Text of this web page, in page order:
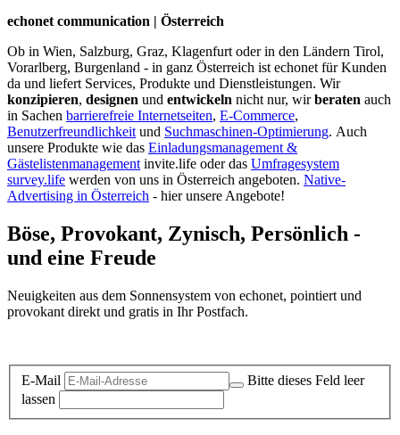
echonet communication | Österreich
Ob in Wien, Salzburg, Graz, Klagenfurt oder in den Ländern Tirol,
Vorarlberg, Burgenland - in ganz Österreich ist echonet für Kunden
da und liefert Services, Produkte und Dienstleistungen. Wir
konzipieren, designen und entwickeln nicht nur, wirberaten auch
in Sachen barrierefreie Internetseiten, E-Commerce,
Benutzerfreundlichkeit und Suchmaschinen-Optimierung. Auch
unsere Produkte wie das Einladungsmanagement &
Gästelistenmanagement invite.life oder das Umfragesystem
survey.life werden von uns in Österreich angeboten. Native-
Advertising in Österreich - hier unsere Angebote!
Böse, Provokant, Zynisch, Persönlich -
und eine Freude
Neuigkeiten aus dem Sonnensystem von echonet, pointiert und
provokant direkt und gratis in Ihr Postfach.
E-Mail
Bitte dieses Feld leer
lassen